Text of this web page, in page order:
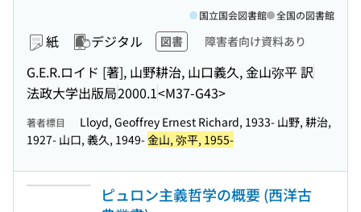
紙 デジタル 図書 障害者向け資料あり
G.E.R.ロイド [著], 山野耕治, 山口義久, 金山弥平 訳
法政大学出版局2000.1<M37-G43>
国立国会図書館 全国の図書館
著者標目
Lloyd, Geoffrey Ernest Richard, 1933- 山野, 耕治,
1927- 山口, 義久, 1949-金山, 弥平, 1955-
ピュロン主義哲学の概要 (西洋古